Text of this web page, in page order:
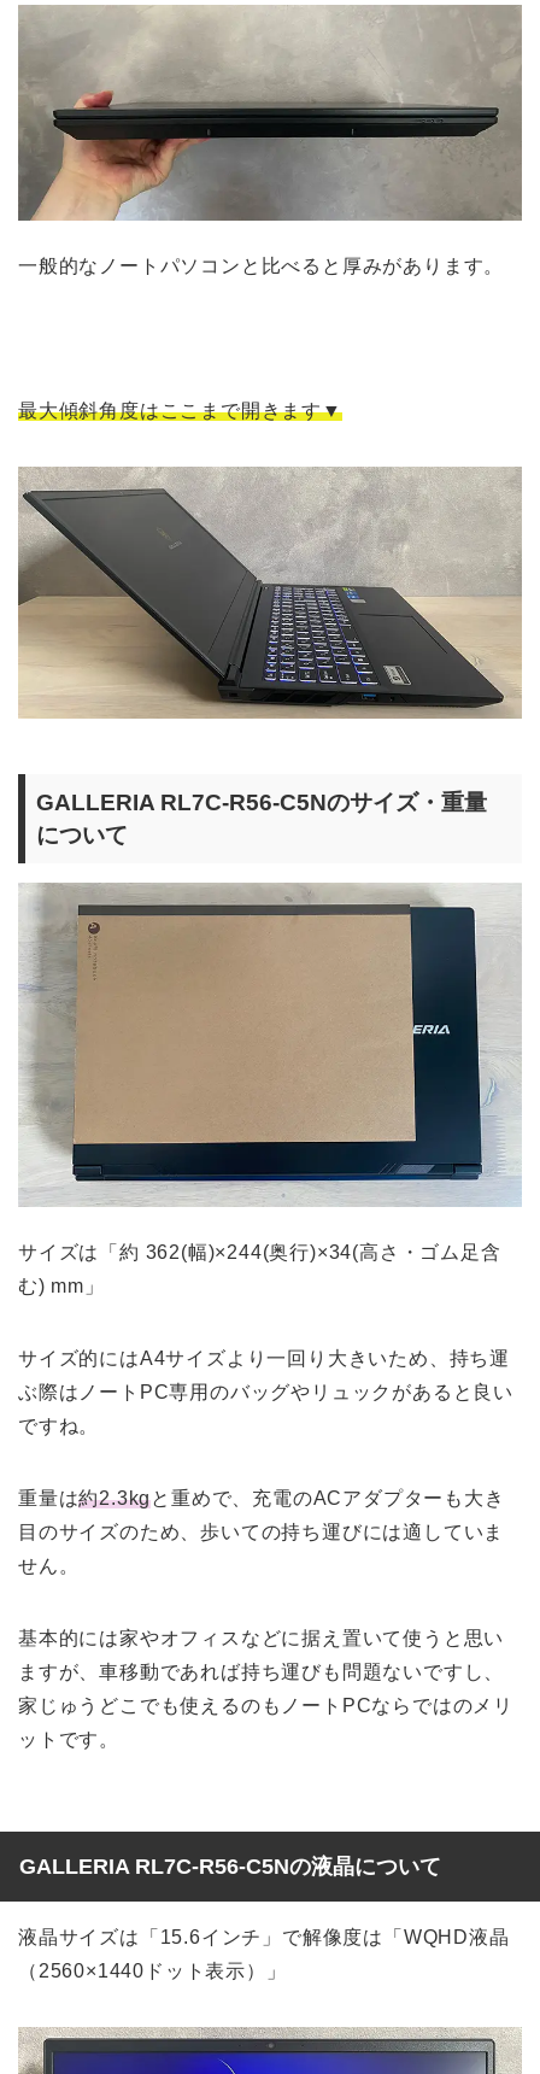
一般的なノートパソコンと比べると厚みがあります。
最大傾斜角度はここまで開きます▼
GALLERIA RL7C-R56-C5Nのサイズ・重量
について
サイズは「約 362(幅)×244(奥行)×34(高さ・ゴム足含
む) mm」
サイズ的にはA4サイズより一回り大きいため、持ち運
ぶ際はノートPC専用のバッグやリュックがあると良い
ですね。
重量は約2.3kgと重めで、充電のACアダプターも大き
目のサイズのため、歩いての持ち運びには適していま
せん。
基本的には家やオフィスなどに据え置いて使うと思い
ますが、車移動であれば持ち運びも問題ないですし、
家じゅうどこでも使えるのもノートPCならではのメリ
ットです。
GALLERIA RL7C-R56-C5Nの液晶について
液晶サイズは「15.6インチ」で解像度は「WQHD液晶
（2560×1440ドット表示）」